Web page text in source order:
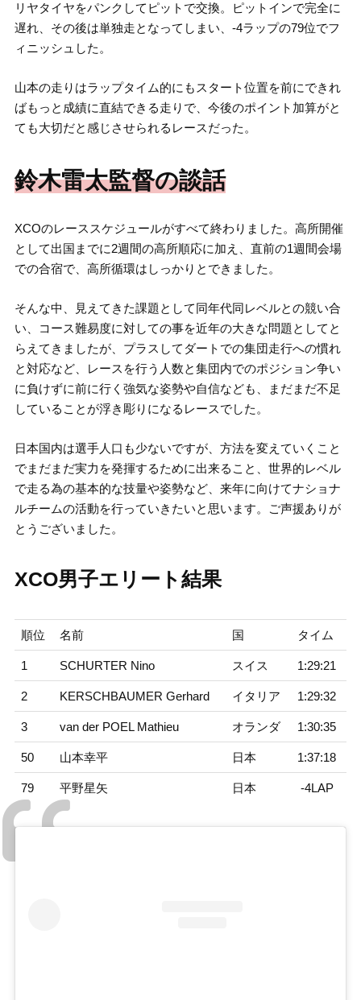
リヤタイヤをパンクしてピットで交換。ピットインで完全に
遅れ、その後は単独走となってしまい、-4ラップの79位でフ
ィニッシュした。
山本の走りはラップタイム的にもスタート位置を前にできれ
ばもっと成績に直結できる走りで、今後のポイント加算がと
ても大切だと感じさせられるレースだった。
鈴木雷太監督の談話
XCOのレーススケジュールがすべて終わりました。高所開催
として出国までに2週間の高所順応に加え、直前の1週間会場
での合宿で、高所循環はしっかりとできました。
そんな中、見えてきた課題として同年代同レベルとの競い合
い、コース難易度に対しての事を近年の大きな問題としてと
らえてきましたが、プラスしてダートでの集団走行への慣れ
と対応など、レースを行う人数と集団内でのポジション争い
に負けずに前に行く強気な姿勢や自信なども、まだまだ不足
していることが浮き彫りになるレースでした。
日本国内は選手人口も少ないですが、方法を変えていくこと
でまだまだ実力を発揮するために出来ること、世界的レベル
で走る為の基本的な技量や姿勢など、来年に向けてナショナ
ルチームの活動を行っていきたいと思います。ご声援ありが
とうございました。
XCO男子エリート結果
順位 名前 国 タイム
1 SCHURTER Nino スイス 1:29:21
2 KERSCHBAUMER Gerhard イタリア 1:29:32
3 van der POEL Mathieu オランダ 1:30:35
50 山本幸平 日本 1:37:18
79 平野星矢 日本 -4LAP